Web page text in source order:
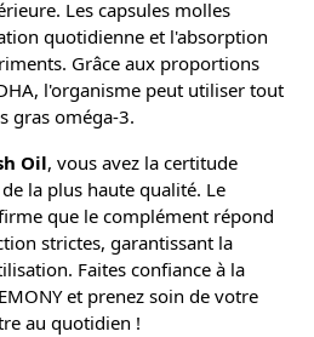
Les capsules molles
quotidienne et l'absorption
Grâce aux proportions
l'organisme peut utiliser tout
gras oméga-3.
Oil , vous avez la certitude
la plus haute qualité. Le
que le complément répond
strictes, garantissant la
Faites confiance à la
et prenez soin de votre
au quotidien !